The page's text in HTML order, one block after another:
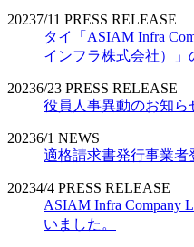
20237/11 PRESS RELEASE
タイ「ASIAM Infra
インフラ株式会社）
20236/23 PRESS RELEASE
役員人事異動のお知ら
20236/1 NEWS
適格請求書発行事業者
20234/4 PRESS RELEASE
ASIAM Infra Company
いました。